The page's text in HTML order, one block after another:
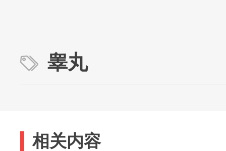
睾丸
相关内容